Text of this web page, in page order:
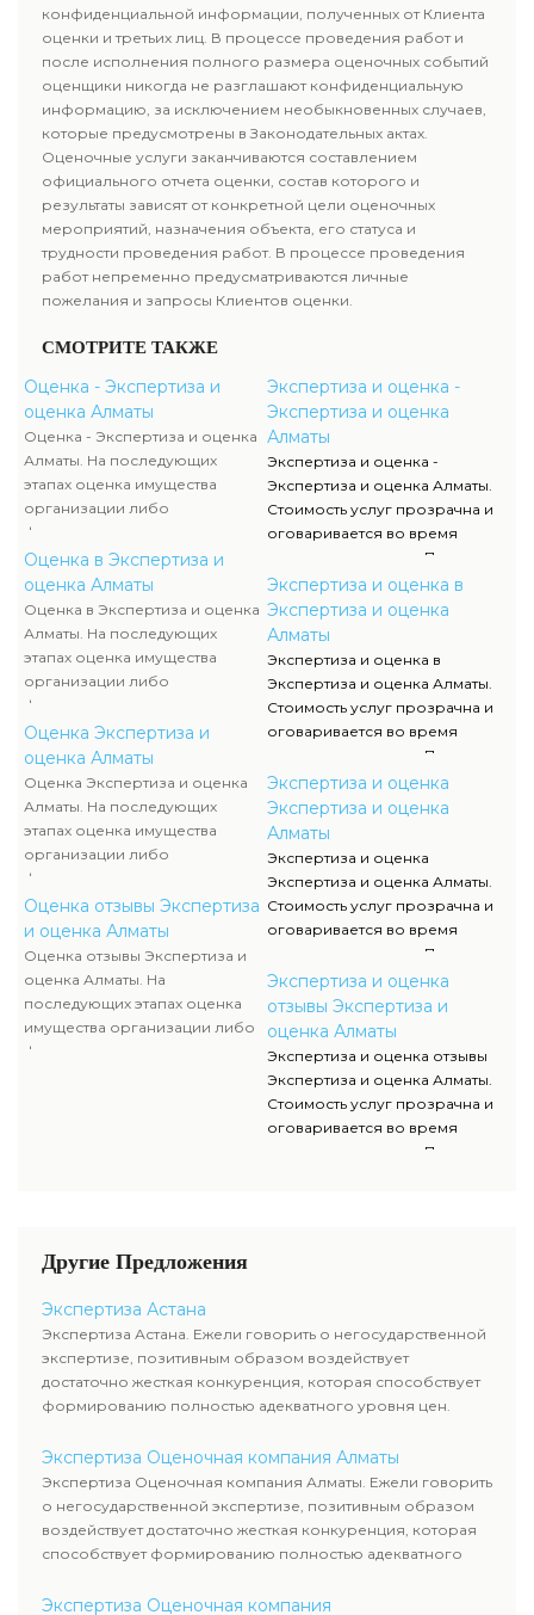
конфиденциальной информации, полученных от Клиента
оценки и третьих лиц. В процессе проведения работ и
после исполнения полного размера оценочных событий
оценщики никогда не разглашают конфиденциальную
информацию, за исключением необыкновенных случаев,
которые предусмотрены в Законодательных актах.
Оценочные услуги заканчиваются составлением
официального отчета оценки, состав которого и
результаты зависят от конкретной цели оценочных
мероприятий, назначения объекта, его статуса и
трудности проведения работ. В процессе проведения
работ непременно предусматриваются личные
пожелания и запросы Клиентов оценки.
СМОТРИТЕ ТАКЖЕ
Оценка - Экспертиза и
оценка Алматы
Оценка - Экспертиза и оценка
Алматы. На последующих
этапах оценка имущества
организации либо
физического лица полностью
исполняются силами наших
служащих, тогда как участие
клиента ограничивается
объяснением отдельных
вопросов и предоставлением
недостающей документации.
Оценка в Экспертиза и
оценка Алматы
Оценка в Экспертиза и оценка
Алматы. На последующих
этапах оценка имущества
организации либо
физического лица полностью
исполняются силами наших
служащих, тогда как участие
клиента ограничивается
объяснением отдельных
вопросов и предоставлением
недостающей документации.
Оценка Экспертиза и
оценка Алматы
Оценка Экспертиза и оценка
Алматы. На последующих
этапах оценка имущества
организации либо
физического лица полностью
исполняются силами наших
служащих, тогда как участие
клиента ограничивается
объяснением отдельных
вопросов и предоставлением
недостающей документации.
Оценка отзывы Экспертиза
и оценка Алматы
Оценка отзывы Экспертиза и
оценка Алматы. На
последующих этапах оценка
имущества организации либо
физического лица полностью
Экспертиза и оценка -
Экспертиза и оценка
Алматы
Экспертиза и оценка -
Экспертиза и оценка Алматы.
Стоимость услуг прозрачна и
оговаривается во время
решения договора. При этом
соблюдаются все нормы,
мнения оценки, расклады к
определению
соответствующей стоимости.
Для получения
исчерпывающей инфы о
услуг вы сможете обратиться к
нам за консультацией.
Экспертиза и оценка в
Экспертиза и оценка
Алматы
Экспертиза и оценка в
Экспертиза и оценка Алматы.
Стоимость услуг прозрачна и
оговаривается во время
решения договора. При этом
соблюдаются все нормы,
мнения оценки, расклады к
определению
соответствующей стоимости.
Для получения
исчерпывающей инфы о
услуг вы сможете обратиться к
нам за консультацией.
Экспертиза и оценка
Экспертиза и оценка
Алматы
Экспертиза и оценка
Экспертиза и оценка Алматы.
Стоимость услуг прозрачна и
оговаривается во время
решения договора. При этом
соблюдаются все нормы,
мнения оценки, расклады к
определению
соответствующей стоимости.
Для получения
исчерпывающей инфы о
услуг вы сможете обратиться к
Экспертиза и оценка
отзывы Экспертиза и
оценка Алматы
Экспертиза и оценка отзывы
Экспертиза и оценка Алматы.
Стоимость услуг прозрачна и
оговаривается во время
решения договора. При этом
услуг вы сможете обратиться к
нам за консультацией.
Другие Предложения
Экспертиза Астана
Экспертиза Астана. Ежели говорить о негосударственной
экспертизе, позитивным образом воздействует
достаточно жесткая конкуренция, которая способствует
формированию полностью адекватного уровня цен.
Экспертиза Оценочная компания Алматы
Экспертиза Оценочная компания Алматы. Ежели говорить
о негосударственной экспертизе, позитивным образом
воздействует достаточно жесткая конкуренция, которая
способствует формированию полностью адекватного
Экспертиза Оценочная компания